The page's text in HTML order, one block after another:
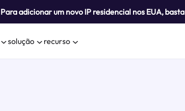
Para adicionar um novo IP residencial nos EUA, basta
solução recurso